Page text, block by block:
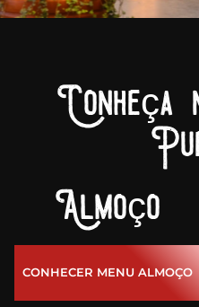
Conheça
Almoço
CONHECER MENU ALMOÇO